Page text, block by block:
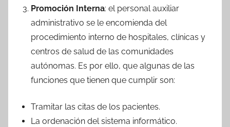
Promoción Interna: el personal auxiliar
administrativo se le encomienda del
procedimiento interno de hospitales, clínicas y
centros de salud de las comunidades
autónomas. Es por ello, que algunas de las
funciones que tienen que cumplir son:
Tramitar las citas de los pacientes.
La ordenación del sistema informático.